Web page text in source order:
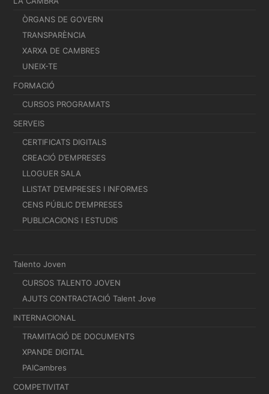
ÒRGANS DE GOVERN
TRANSPARÈNCIA
XARXA DE CAMBRES
UNEIX-TE
FORMACIÓ
CURSOS PROGRAMATS
SERVEIS
CERTIFICATS DIGITALS
CREACIÓ D’EMPRESES
LLOGUER SALA
LLISTAT D’EMPRESES I INFORMES
CENS PÚBLIC D’EMPRESES
PUBLICACIONS I ESTUDIS
Talento Joven
CURSOS TALENTO JOVEN
AJUTS CONTRACTACIÓ Talent Jove
INTERNACIONAL
TRAMITACIÓ DE DOCUMENTS
XPANDE DIGITAL
PAICambres
COMPETIVITAT